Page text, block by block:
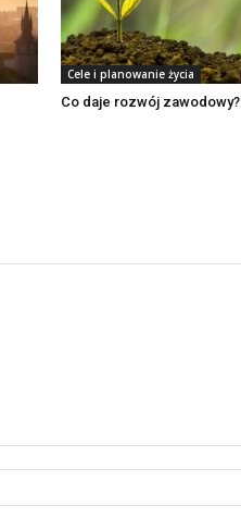
Cele i planowanie życia
Co daje rozwój zawodowy?